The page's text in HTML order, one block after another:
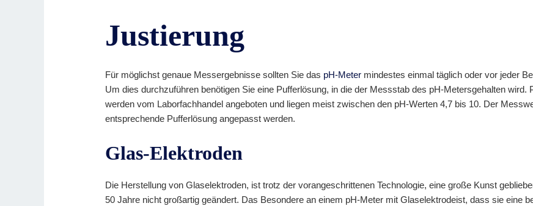
Justierung
Für möglichst genaue Messergebnisse sollten Sie das pH-Meter mindestes einmal täglich oder vor jeder
Um dies durchzuführen benötigen Sie eine Pufferlösung, in die der Messstab des pH-Metersgehalten wird.
werden vom Laborfachhandel angeboten und liegen meist zwischen den pH-Werten 4,7 bis 10. Der
entsprechende Pufferlösung angepasst werden.
Glas-Elektroden
Die Herstellung von Glaselektroden, ist trotz der vorangeschrittenen Technologie, eine große Kunst
50 Jahre nicht großartig geändert. Das Besondere an einem pH-Meter mit Glaselektrodeist, dass sie eine